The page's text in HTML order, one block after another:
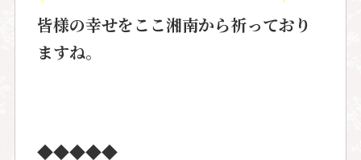
皆様の幸せをここ湘南から祈っており
ますね。
◆◆◆◆◆